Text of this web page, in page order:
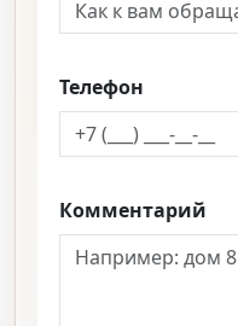
Телефон
Комментарий